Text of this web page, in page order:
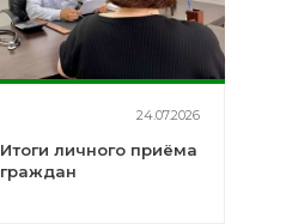
24.07.2026
Итоги личного приёма
граждан